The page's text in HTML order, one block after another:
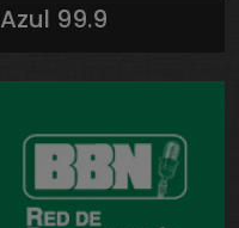
Azul 99.9